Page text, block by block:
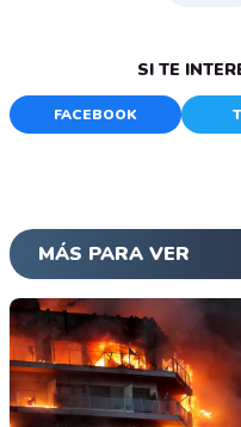
SI TE
FACEBOOK
MÁS PARA VER